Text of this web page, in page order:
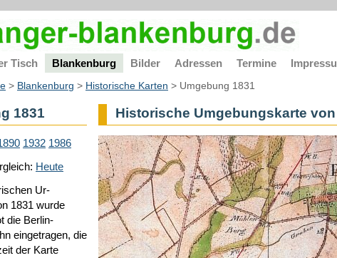
Tisch Blankenburg Bilder Adressen Termine
> Blankenburg > Historische Karten > Umgebung 1831
1831
1932 1986
Heute
Ur-
1831 wurde
die Berlin-
eingetragen, die
der Karte
Historische Umgebungskarte von